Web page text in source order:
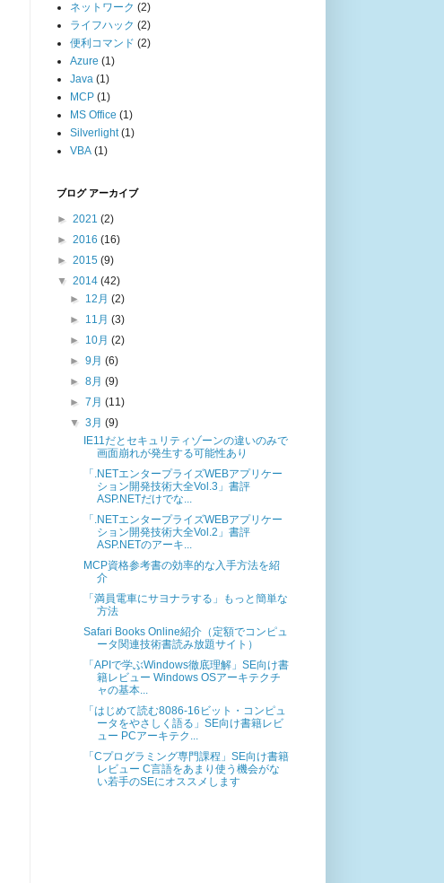
ネットワーク (2)
ライフハック (2)
便利コマンド (2)
Azure (1)
Java (1)
MCP (1)
MS Office (1)
Silverlight (1)
VBA (1)
ブログ アーカイブ
► 2021 (2)
► 2016 (16)
► 2015 (9)
▼ 2014 (42)
► 12月(2)
► 11月(3)
► 10月(2)
►9月(6)
►8月(9)
►7月(11)
▼3月(9)
IE11だとセキュリティゾーンの違いのみで
画面崩れが発生する可能性あり
「.NETエンタープライズWEBアプリケー
ション開発技術大全Vol.3」書評
ASP.NETだけでな...
「.NETエンタープライズWEBアプリケー
ション開発技術大全Vol.2」書評
ASP.NETのアーキ...
MCP資格参考書の効率的な入手方法を紹
介
「満員電車にサヨナラする」もっと簡単な
方法
Safari Books Online紹介（定額でコンピュ
ータ関連技術書読み放題サイト）
「APIで学ぶWindows徹底理解」SE向け書
籍レビュー Windows OSアーキテクチ
ャの基本...
「はじめて読む8086-16ビット・コンピュ
ータをやさしく語る」SE向け書籍レビ
ュー PCアーキテク...
「Cプログラミング専門課程」SE向け書籍
レビュー C言語をあまり使う機会がな
い若手のSEにオススメします